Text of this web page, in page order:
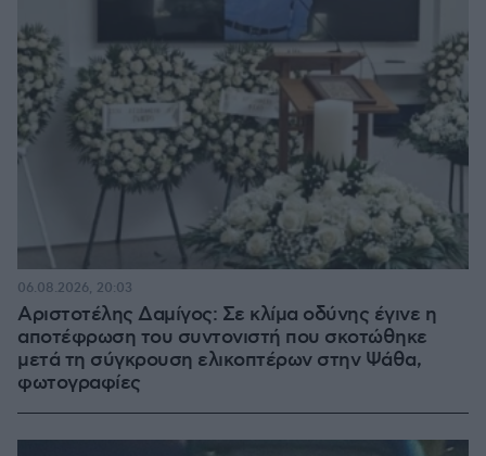
Αριστοτέλης Δαμίγος: Σε κλίμα οδύνης έγινε η
αποτέφρωση του συντονιστή που σκοτώθηκε
μετά τη σύγκρουση ελικοπτέρων στην Ψάθα,
φωτογραφίες
06.08.2026, 20:03